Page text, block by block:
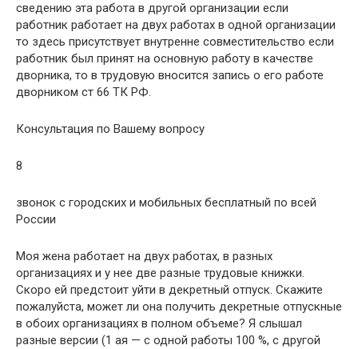
сведению эта работа в другой организации если
работник работает на двух работах в одной организации
то здесь присутствует внутренне совместительство если
работник был принят на основную работу в качестве
дворника, то в трудовую вносится запись о его работе
дворником ст 66 ТК РФ.
Консультация по Вашему вопросу
8
звонок с городских и мобильных бесплатный по всей
России
Моя жена работает на двух работах, в разных
организациях и у нее две разные трудовые книжки.
Скоро ей предстоит уйти в декретный отпуск. Скажите
пожалуйста, может ли она получить декретные отпускные
в обоих организациях в полном объеме? Я слышал
разные версии (1 ая — с одной работы 100 %, с другой